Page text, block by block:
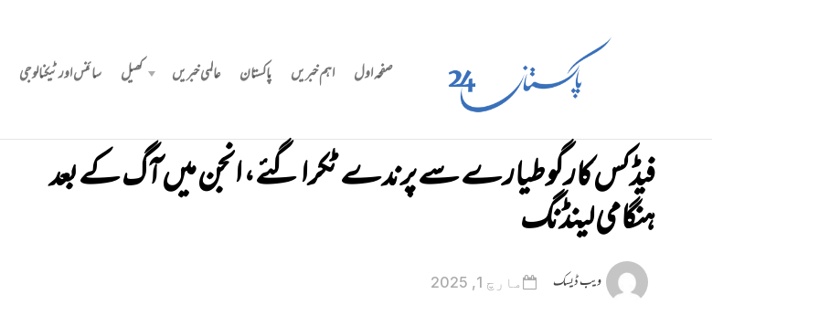
صفحہ اول اہم خبریں پاکستان عالمی خبریں کھیل سائنس اور ٹیکنالوجی
فیڈکس کارگو طیارے سے پرندے ٹکرا گئے، انجن میں آگ کے بعد
ہنگامی لینڈنگ
ویب ڈیسک مارچ 1, 2025